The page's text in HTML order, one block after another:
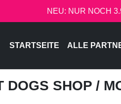
NEU: NUR NOCH
STARTSEITE ALLE
DOGS SHOP /